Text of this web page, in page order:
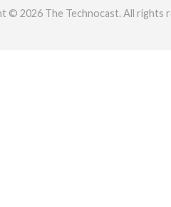
© 2026 The Technocast. All rights